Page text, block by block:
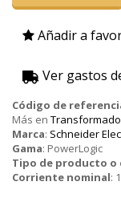
Añadir a
Ver gastos
Código de
Más en
Marca: Schneider
Gama: PowerLogic
Tipo de producto o
Corriente nominal: